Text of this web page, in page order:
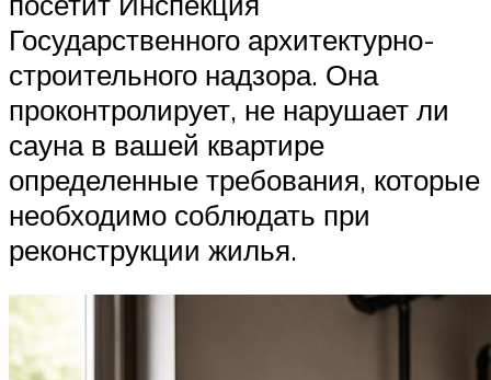
Государственного архитектурно-
строительного надзора. Она
проконтролирует, не нарушает ли
сауна в вашей квартире
определенные требования, которые
необходимо соблюдать при
реконструкции жилья.